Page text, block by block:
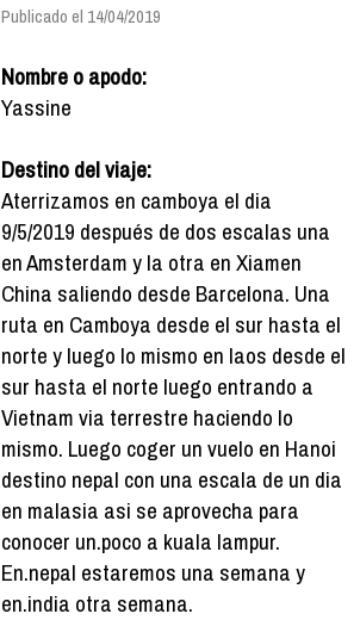
Publicado el 14/04/2019
Nombre o apodo:
Yassine
Destino del viaje:
Aterrizamos en camboya el dia
9/5/2019 después de dos escalas una
en Amsterdam y la otra en Xiamen
China saliendo desde Barcelona. Una
ruta en Camboya desde el sur hasta el
norte y luego lo mismo en laos desde el
sur hasta el norte luego entrando a
Vietnam via terrestre haciendo lo
mismo. Luego coger un vuelo en Hanoi
destino nepal con una escala de un dia
en malasia asi se aprovecha para
conocer un.poco a kuala lampur.
En.nepal estaremos una semana y
en.india otra semana.